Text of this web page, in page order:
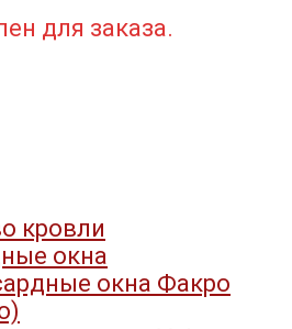
для заказа.
кровли
окна
окна Факро